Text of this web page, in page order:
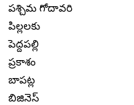
పశ్చిమ గోదావరి
పిల్లలకు
పెద్దపల్లి
ప్రకాశం
బాపట్ల
బిజినెస్